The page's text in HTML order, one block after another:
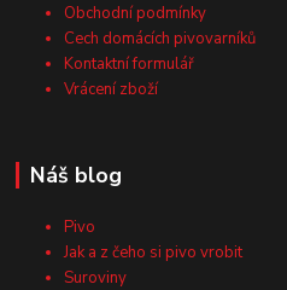
Obchodní podmínky
Cech domácích pivovarníků
Kontaktní formulář
Vrácení zboží
Náš blog
Pivo
Jak a z čeho si pivo vrobit
Suroviny